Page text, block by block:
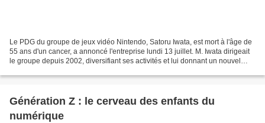
Le PDG du groupe de jeux vidéo Nintendo, Satoru Iwata, est mort à l'âge de
55 ans d'un cancer, a annoncé l'entreprise lundi 13 juillet. M. Iwata dirigeait
le groupe depuis 2002, diversifiant ses activités et lui donnant un nouvel
Génération Z : le cerveau des enfants du
numérique